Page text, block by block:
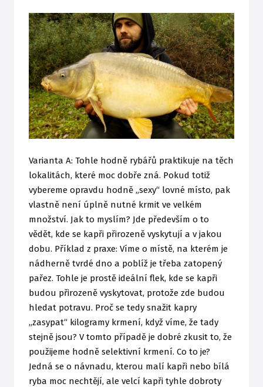
Varianta A: Tohle hodně rybářů praktikuje na těch
lokalitách, které moc dobře zná. Pokud totiž
vybereme opravdu hodně „sexy“ lovné místo, pak
vlastně není úplně nutné krmit ve velkém
množství. Jak to myslím? Jde především o to
vědět, kde se kapři přirozeně vyskytují a v jakou
dobu. Příklad z praxe: Víme o místě, na kterém je
nádherně tvrdé dno a poblíž je třeba zatopený
pařez. Tohle je prostě ideální flek, kde se kapři
budou přirozeně vyskytovat, protože zde budou
hledat potravu. Proč se tedy snažit kapry
„zasypat“ kilogramy krmení, když víme, že tady
stejně jsou? V tomto případě je dobré zkusit to, že
použijeme hodně selektivní krmení. Co to je?
Jedná se o návnadu, kterou malí kapři nebo bílá
ryba moc nechtějí, ale velcí kapři tyhle dobroty